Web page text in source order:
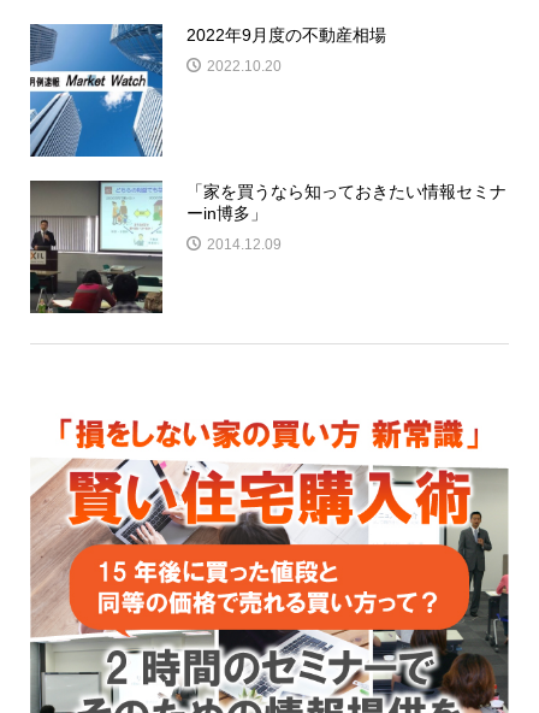
2022年9月度の不動産相場
2022.10.20
「家を買うなら知っておきたい情報セミナ
ーin博多」
2014.12.09